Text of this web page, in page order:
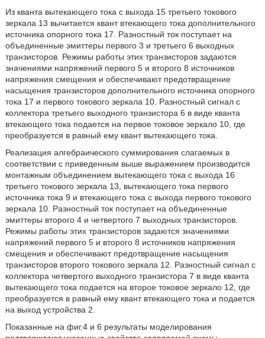
Из кванта вытекающего тока с выхода 15 третьего токового
зеркала 13 вычитается квант втекающего тока дополнительного
источника опорного тока 17. Разностный ток поступает на
объединенные эмиттеры первого 3 и третьего 6 выходных
транзисторов. Режимы работы этих транзисторов задаются
значениями напряжений первого 5 и второго 8 источников
напряжения смещения и обеспечивают предотвращение
насыщения транзисторов дополнительного источника опорного
тока 17 и первого токового зеркала 10. Разностный сигнал с
коллектора третьего выходного транзистора 6 в виде кванта
втекающего тока подается на первое токовое зеркало 10, где
преобразуется в равный ему квант вытекающего тока.
Реализация алгебраического суммирования слагаемых в
соответствии с приведенным выше выражением производится
монтажным объединением вытекающего тока с выхода 16
третьего токового зеркала 13, вытекающего тока первого
источника тока 9 и втекающего тока с выхода первого токового
зеркала 10. Разностный ток поступает на объединенные
эмиттеры второго 4 и четвертого 7 выходных транзисторов.
Режимы работы этих транзисторов задаются значениями
напряжений первого 5 и второго 8 источников напряжения
смещения и обеспечивают предотвращение насыщения
транзисторов второго токового зеркала 12. Разностный сигнал с
коллектора четвертого выходного транзистора 7 в виде кванта
вытекающего тока подается на второе токовое зеркало 12, где
преобразуется в равный ему квант втекающего тока и подается
на выход устройства 2.
Показанные на фиг.4 и 6 результаты моделирования